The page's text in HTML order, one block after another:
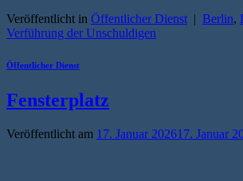
Veröffentlicht in Öffentlicher Dienst | Berlin,
Verführung der Unschuldigen
Öffentlicher Dienst
Fensterplatz
Veröffentlicht am 17. Januar 202617. Januar